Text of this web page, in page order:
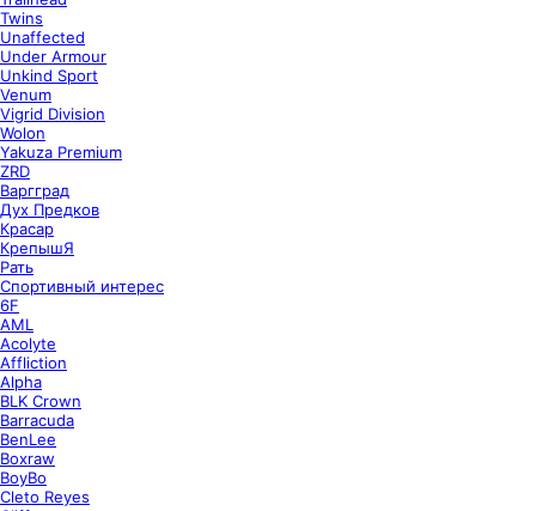
Twins
Unaffected
Under Armour
Unkind Sport
Venum
Vigrid Division
Wolon
Yakuza Premium
ZRD
Варгград
Дух Предков
Красар
КрепышЯ
Рать
Спортивный интерес
6F
AML
Acolyte
Affliction
Alpha
BLK Crown
Barracuda
BenLee
Boxraw
BoyBo
Cleto Reyes